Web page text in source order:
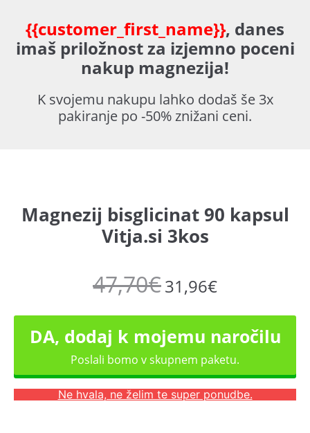
{{customer_first_name}}, danes
imaš priložnost za izjemno poceni
nakup magnezija!
K svojemu nakupu lahko dodaš še 3x
pakiranje po -50% znižani ceni.
Magnezij bisglicinat 90 kapsul
Vitja.si 3kos
47,70€31,96€
DA, dodaj k mojemu naročilu
Poslali bomo v skupnem paketu.
Ne hvala, ne želim te super ponudbe.